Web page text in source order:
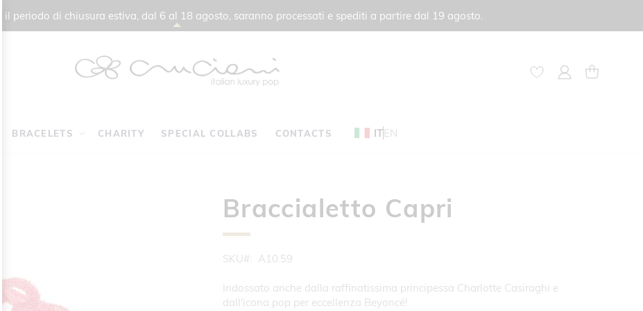
il periodo di chiusura estiva, dal 6 al 18 agosto, saranno processati e spediti a partire dal 19 agosto.
My Account
Carrello
BRACELETS CHARITY SPECIAL COLLABS CONTACTS ITEN
Braccialetto Capri
SKU A10.59
Indossato anche dalla raffinatissima principessa Charlotte Casiraghi e
dall'icona pop per eccellenza Beyoncé!